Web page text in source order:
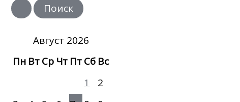
и
с
Август 2026
Пн ВтСр Чт ПтСб Вс
1
2